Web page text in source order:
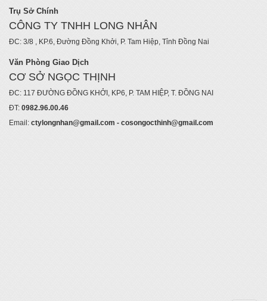
Trụ Sở Chính
CÔNG TY TNHH LONG NHÂN
ĐC: 3/8 , KP.6, Đường Đồng Khởi, P. Tam Hiệp, Tỉnh Đồng Nai
Văn Phòng Giao Dịch
CƠ SỞ NGỌC THỊNH
ĐC: 117 ĐƯỜNG ĐỒNG KHỞI, KP6, P. TAM HIỆP, T. ĐỒNG NAI
ĐT: 0982.96.00.46
Email: ctylongnhan@gmail.com - cosongocthinh@gmail.com